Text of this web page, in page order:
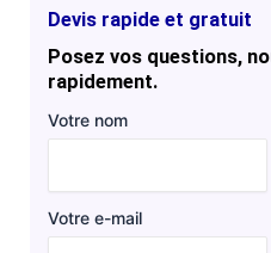
Devis rapide et gratuit
Posez vos questions,
rapidement.
Votre nom
Votre e-mail